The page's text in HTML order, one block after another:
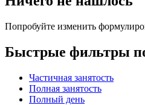
Попробуйте изменить
Быстрые фильтры
Частичная занятость
Полная занятость
Полный день